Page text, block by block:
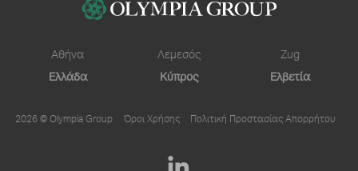
Αθήνα
Ελλάδα
Λεμεσός
Κύπρος
Zug
Ελβετία
2026 © Olympia Group Όροι Χρήσης Πολιτική Προστασίας Απορρήτου